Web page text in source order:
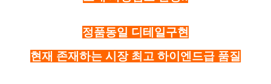
정품동일 디테일구현
현재 존재하는 시장 최고 하이엔드급 품질